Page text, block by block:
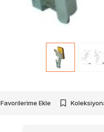
Favorilerime Ekle